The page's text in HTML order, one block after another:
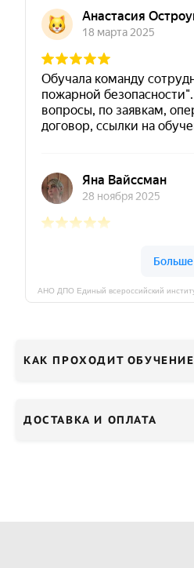
КАК ПРОХОДИТ ОБУЧЕНИЕ
ДОСТАВКА И ОПЛАТА